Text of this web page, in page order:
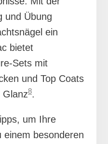
und Übung
ein
bietet
Sets mit
und Top Coats
Glanz8.
um Ihre
einem besonderen